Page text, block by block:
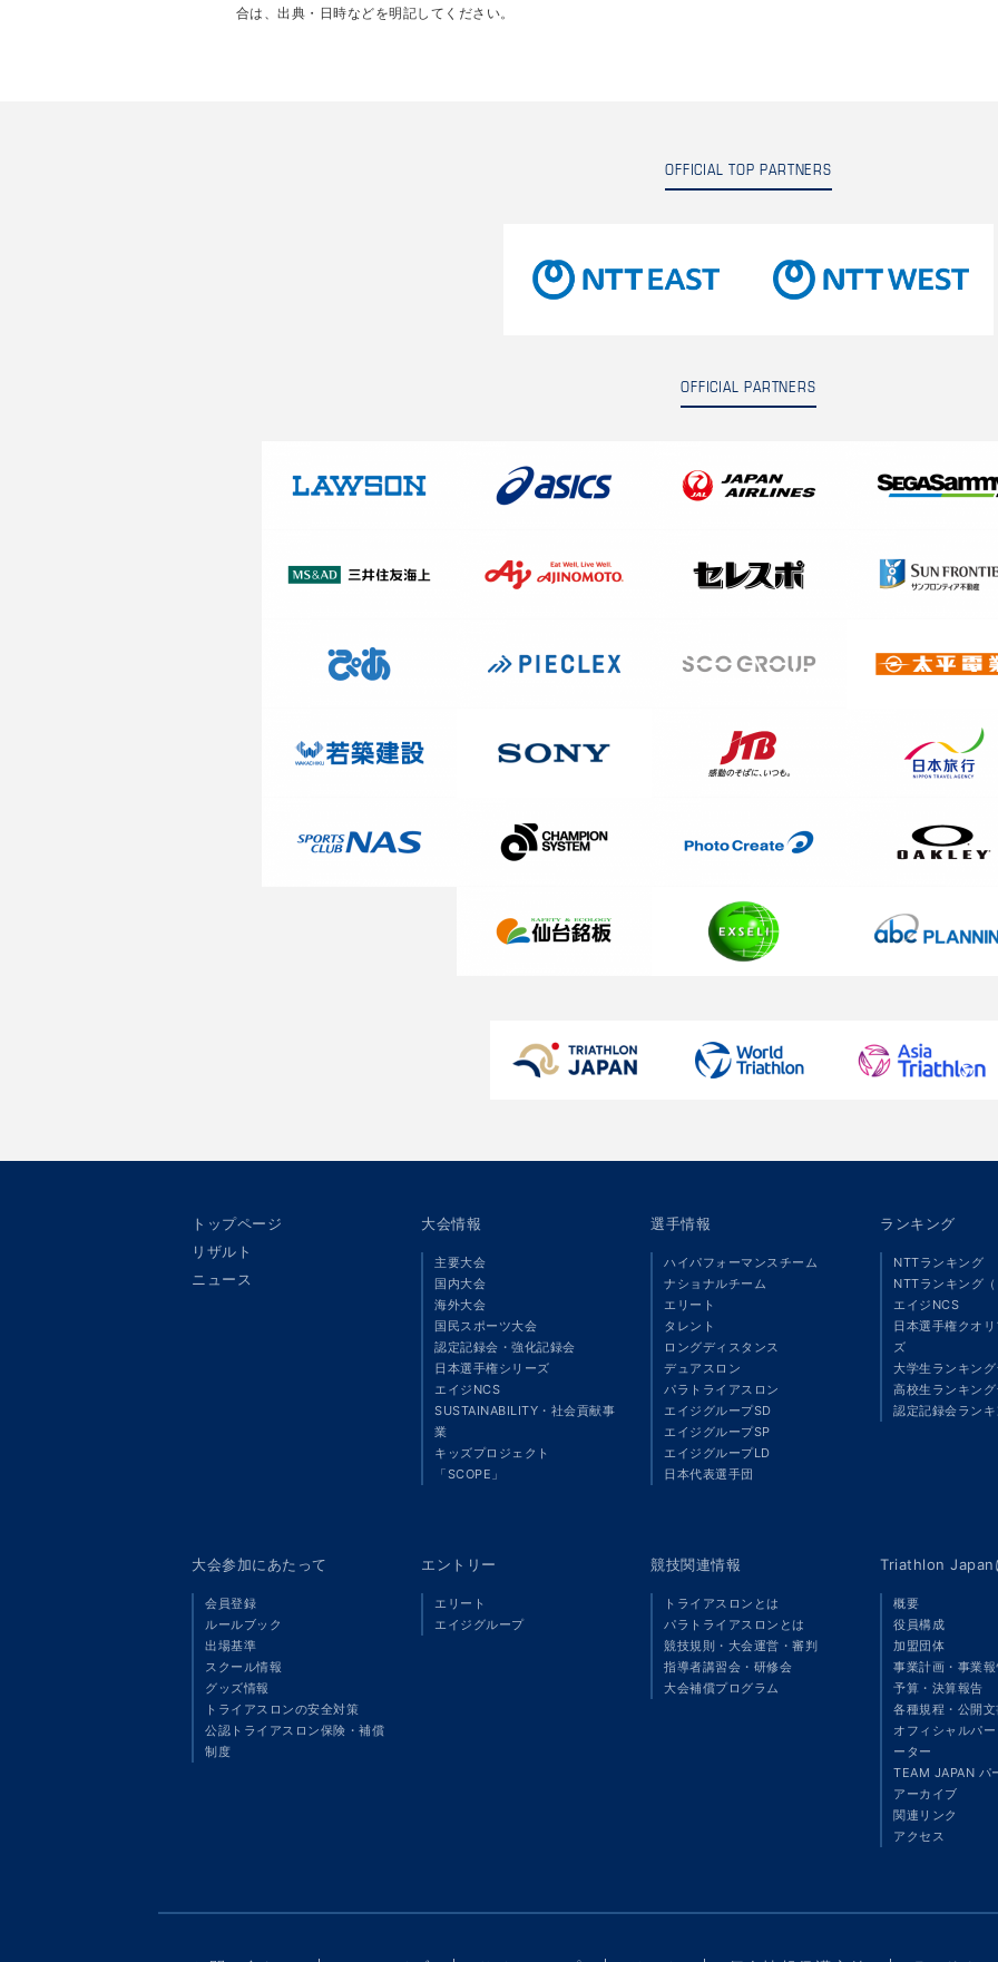
合は、出典・日時などを明記してください。
OFFICIAL TOP PARTNERS
OFFICIAL PARTNERS
トップページ
リザルト
ニュース
大会情報
主要大会
国内大会
海外大会
国民スポーツ大会
認定記録会・強化記録会
日本選手権シリーズ
エイジNCS
SUSTAINABILITY・社会貢献事
業
キッズプロジェクト
「SCOPE」
選手情報
ハイパフォーマンスチーム
ナショナルチーム
エリート
タレント
ロングディスタンス
デュアスロン
パラトライアスロン
エイジグループSD
エイジグループSP
エイジグループLD
日本代表選手団
ランキング
NTTランキング
NTTランキング
エイジNCS
日本選手権クオ
ズ
大学生ランキン
高校生ランキン
認定記録会ラン
大会参加にあたって
会員登録
ルールブック
出場基準
スクール情報
グッズ情報
トライアスロンの安全対策
公認トライアスロン保険・補償
制度
エントリー
エリート
エイジグループ
競技関連情報
トライアスロンとは
パラトライアスロンとは
競技規則・大会運営・審判
指導者講習会・研修会
大会補償プログラム
Triathlon Japan
概要
役員構成
加盟団体
事業計画・事業
予算・決算報告
各種規程・公開
オフィシャルパ
ーター
TEAM JAPAN パ
アーカイブ
関連リンク
アクセス